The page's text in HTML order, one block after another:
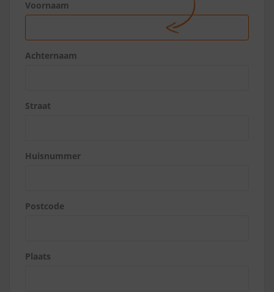
Voornaam
Achternaam
Straat
Huisnummer
Postcode
Plaats